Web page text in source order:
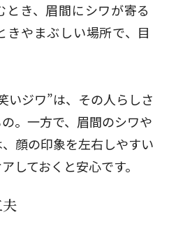
とき、眉間にシワが寄る
きやまぶしい場所で、目
いジワ”は、その人らしさ
。一方で、眉間のシワや
顔の印象を左右しやすい
しておくと安心です。